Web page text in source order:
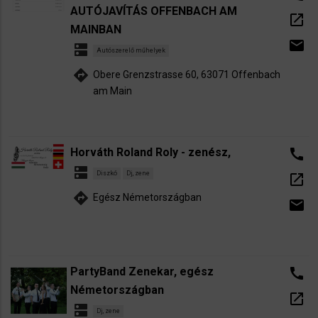
AUTÓJAVÍTÁS OFFENBACH AM
MAINBAN
dns Autószerelő műhelyek
directions Obere Grenzstrasse 60, 63071 Offenbach
am Main
open_in_new
email
Horváth Roland Roly - zenész,
dns Diszkó Dj, zene
directions Egész Németországban
call
open_in_new
email
PartyBand Zenekar, egész
Németországban
dns Dj, zene
call
open_in_new